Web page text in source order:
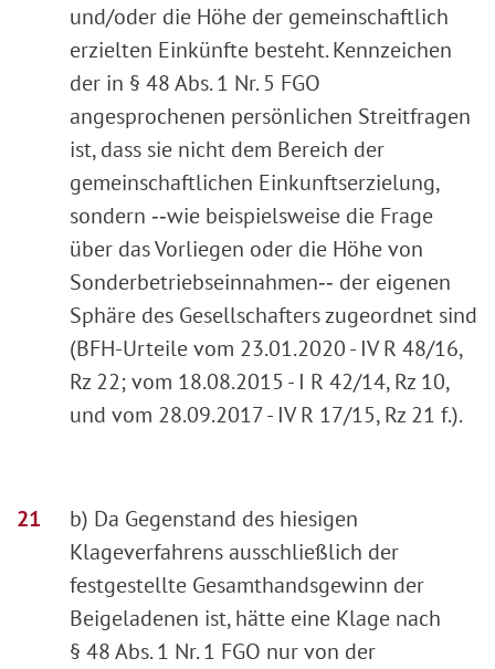
und/oder die Höhe der gemeinschaftlich
erzielten Einkünfte besteht. Kennzeichen
der in § 48 Abs. 1 Nr. 5 FGO
angesprochenen persönlichen Streitfragen
ist, dass sie nicht dem Bereich der
gemeinschaftlichen Einkunftserzielung,
sondern ‑‑wie beispielsweise die Frage
über das Vorliegen oder die Höhe von
Sonderbetriebseinnahmen‑‑ der eigenen
Sphäre des Gesellschafters zugeordnet sind
(BFH-Urteile vom 23.01.2020 - IV R 48/16,
Rz 22; vom 18.08.2015 - I R 42/14, Rz 10,
und vom 28.09.2017 - IV R 17/15, Rz 21 f.).
b) Da Gegenstand des hiesigen
Klageverfahrens ausschließlich der
festgestellte Gesamthandsgewinn der
Beigeladenen ist, hätte eine Klage nach
§ 48 Abs. 1 Nr. 1 FGO nur von der